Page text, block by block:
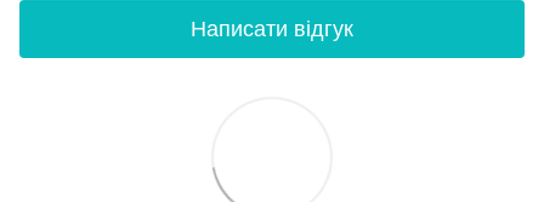
Написати відгук